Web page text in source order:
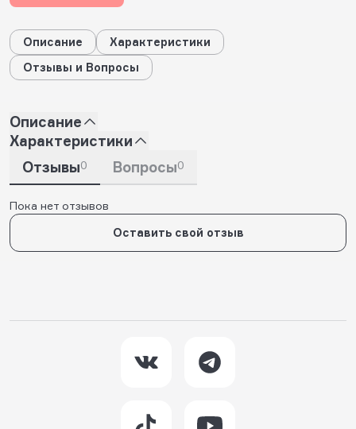
Описание
Характеристики
Отзывы и Вопросы
Описание
Характеристики
Отзывы0 Вопросы0
Пока нет отзывов
Оставить свой отзыв